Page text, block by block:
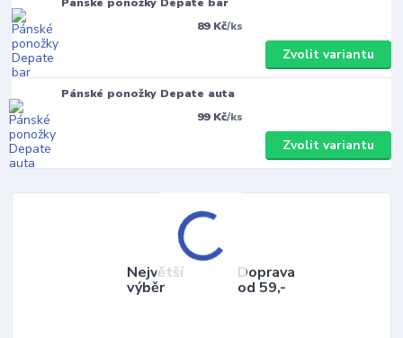
89 Kč/ks
Zvolit variantu
Pánské ponožky Depate auta
99 Kč/ks
Zvolit variantu
Největší
výběr
Doprava
od 59,-